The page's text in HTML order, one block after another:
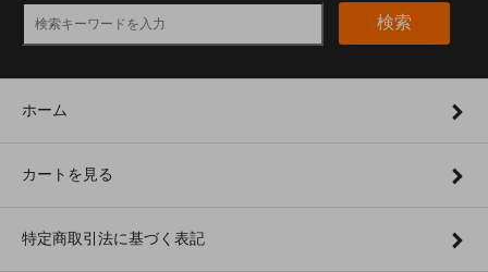
検索
ホーム
カートを見る
特定商取引法に基づく表記